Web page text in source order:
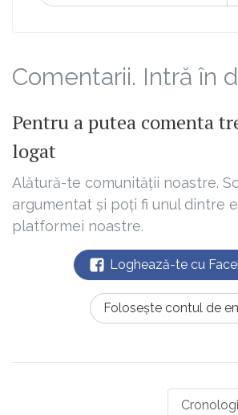
Comentarii. Intră în
Pentru a putea comenta
logat
Alătură-te comunității noastre.
argumentat și poți fi unul dintre
platformei noastre.
Loghează-te cu
Folosește contul de